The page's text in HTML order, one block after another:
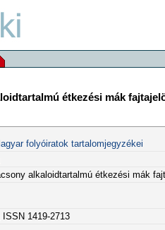
étkezési mák
folyóiratok tartalomjegyzékei
alkaloidtartalmú étkezési mák
ISSN 1419-2713